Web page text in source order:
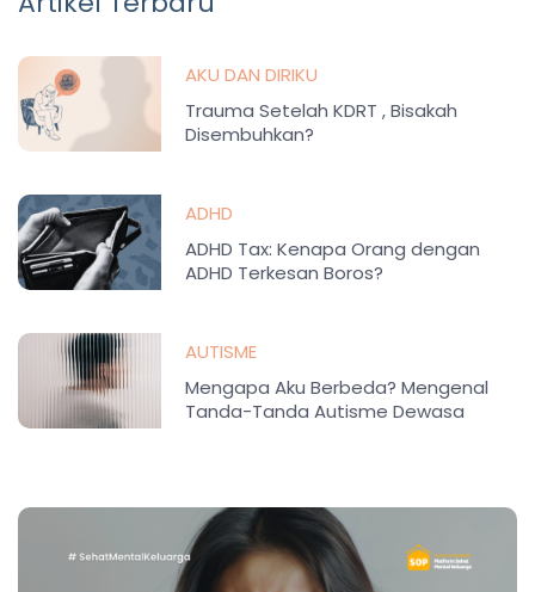
AKU DAN DIRIKU
Trauma Setelah KDRT , Bisakah
Disembuhkan?
ADHD
ADHD Tax: Kenapa Orang dengan
ADHD Terkesan Boros?
AUTISME
Mengapa Aku Berbeda? Mengenal
Tanda-Tanda Autisme Dewasa